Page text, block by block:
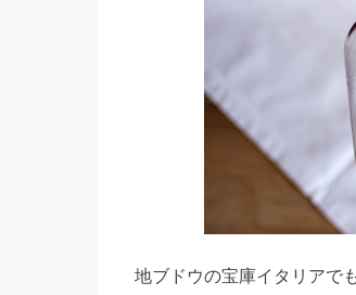
地ブドウの宝庫イタリアで